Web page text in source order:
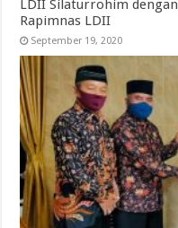
LDII Silaturrohim
Rapimnas LDII
September 19, 2020